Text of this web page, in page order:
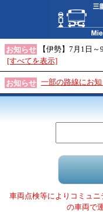
お知らせ
【伊勢】7月1日
[すべてを表示]
お知らせ 一部の路線にお
車両点検等によりコミュ
の車両で